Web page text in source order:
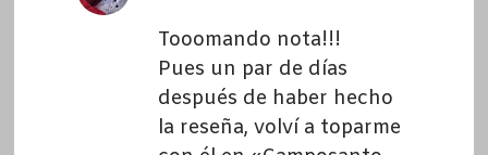
Tooomando nota!!!
Pues un par de días
después de haber hecho
la reseña, volví a toparme